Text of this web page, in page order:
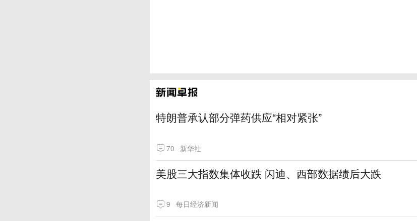
特朗普承认部分弹药供应“相对紧张”
70 新华社
美股三大指数集体收跌 闪迪、西部数据绩后大跌
9 每日经济新闻